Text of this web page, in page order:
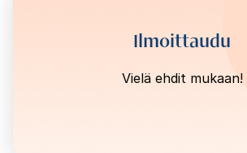
Ilmoittaudu
Vielä ehdit mukaan!